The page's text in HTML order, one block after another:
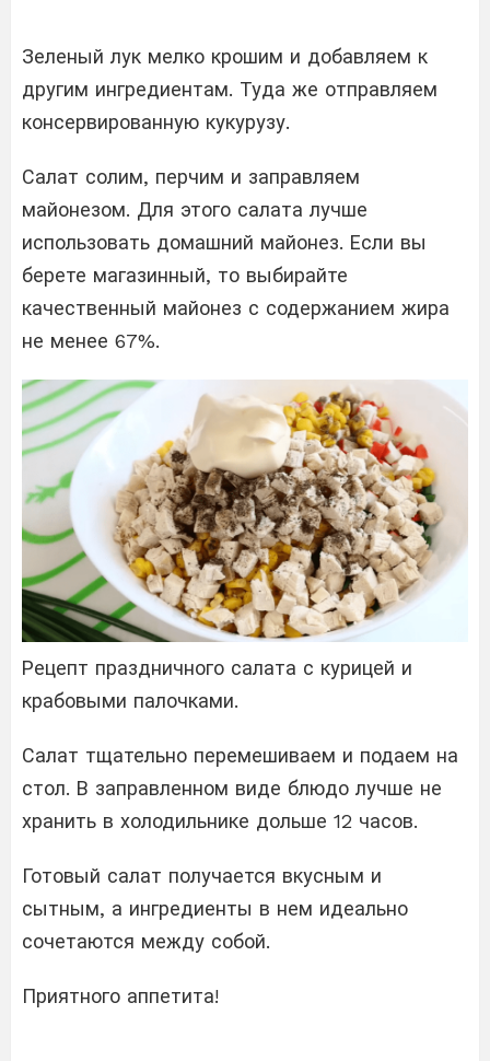
Зеленый лук мелко крошим и добавляем к
другим ингредиентам. Туда же отправляем
консервированную кукурузу.
Салат солим, перчим и заправляем
майонезом. Для этого салата лучше
использовать домашний майонез. Если вы
берете магазинный, то выбирайте
качественный майонез с содержанием жира
не менее 67%.
Рецепт праздничного салата с курицей и
крабовыми палочками.
Салат тщательно перемешиваем и подаем на
стол. В заправленном виде блюдо лучше не
хранить в холодильнике дольше 12 часов.
Готовый салат получается вкусным и
сытным, а ингредиенты в нем идеально
сочетаются между собой.
Приятного аппетита!